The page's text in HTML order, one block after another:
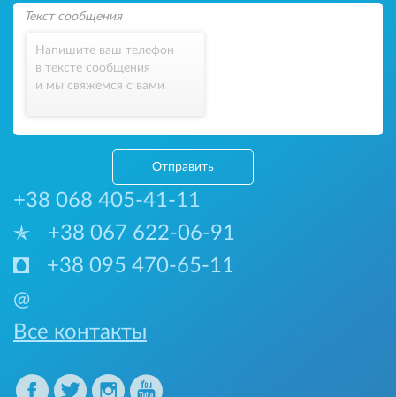
Напишите ваш телефон
в тексте сообщения
и мы свяжемся с вами
Отправить
+38 068 405-41-11
+38 067 622-06-91
+38 095 470-65-11
@
Все контакты